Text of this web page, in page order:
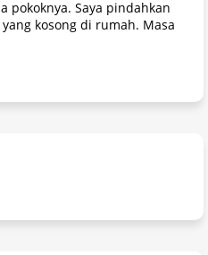
pokoknya. Saya pindahkan
kosong di rumah. Masa